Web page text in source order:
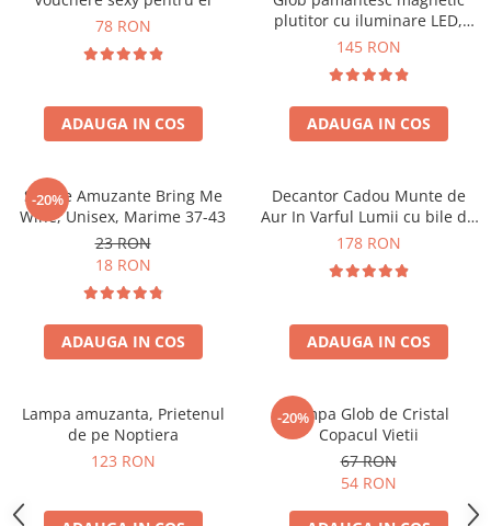
78 RON
ADAUGA IN COS
plutitor cu iluminare LED,
Forma C
145 RON
ADAUGA IN COS
-20%
Sosete Amuzante Bring Me
Wine, Unisex, Marime 37-43
23 RON
18 RON
ADAUGA IN COS
Decantor Cadou Munte de
Aur In Varful Lumii cu bile de
curatare
178 RON
ADAUGA IN COS
Lampa amuzanta, Prietenul
de pe Noptiera
123 RON
-20%
Lampa Glob de Cristal
Copacul Vietii
67 RON
54 RON